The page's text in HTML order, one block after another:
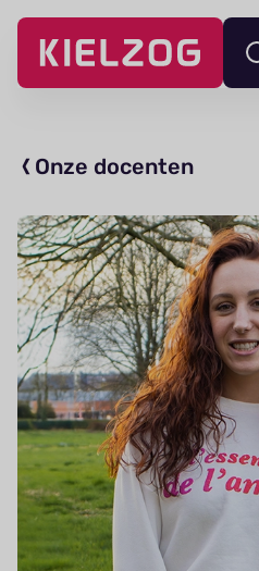
Navigatie
overslaan
Onze docenten